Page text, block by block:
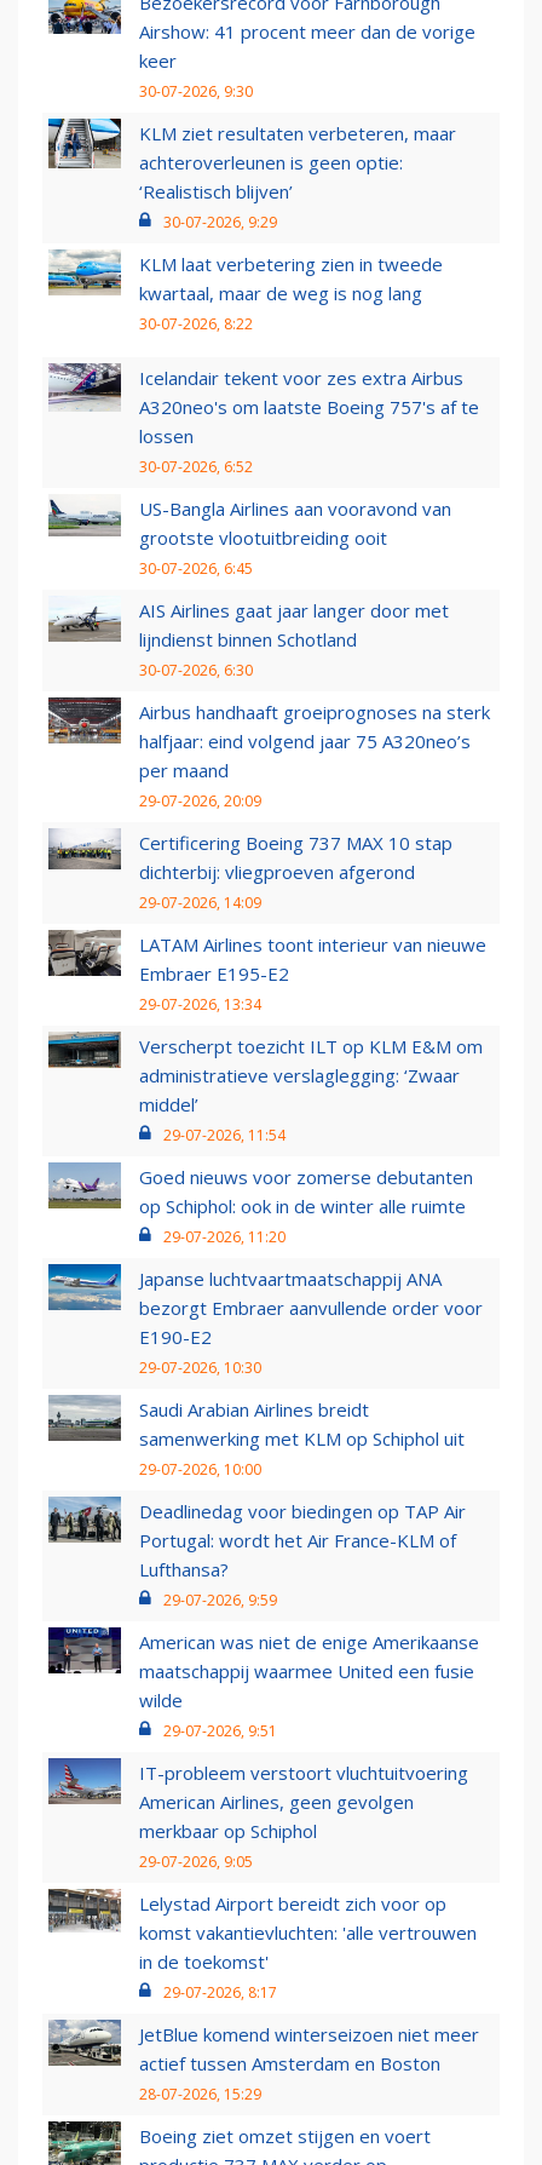
Airshow: 41 procent meer dan de vorige
keer
30-07-2026, 9:30
KLM ziet resultaten verbeteren, maar
achteroverleunen is geen optie:
‘Realistisch blijven’
30-07-2026, 9:29
KLM laat verbetering zien in tweede
kwartaal, maar de weg is nog lang
30-07-2026, 8:22
Icelandair tekent voor zes extra Airbus
A320neo's om laatste Boeing 757's af te
lossen
30-07-2026, 6:52
US-Bangla Airlines aan vooravond van
grootste vlootuitbreiding ooit
30-07-2026, 6:45
AIS Airlines gaat jaar langer door met
lijndienst binnen Schotland
30-07-2026, 6:30
Airbus handhaaft groeiprognoses na sterk
halfjaar: eind volgend jaar 75 A320neo’s
per maand
29-07-2026, 20:09
Certificering Boeing 737 MAX 10 stap
dichterbij: vliegproeven afgerond
29-07-2026, 14:09
LATAM Airlines toont interieur van nieuwe
Embraer E195-E2
29-07-2026, 13:34
Verscherpt toezicht ILT op KLM E&M om
administratieve verslaglegging: ‘Zwaar
middel’
29-07-2026, 11:54
Goed nieuws voor zomerse debutanten
op Schiphol: ook in de winter alle ruimte
29-07-2026, 11:20
Japanse luchtvaartmaatschappij ANA
bezorgt Embraer aanvullende order voor
E190-E2
29-07-2026, 10:30
Saudi Arabian Airlines breidt
samenwerking met KLM op Schiphol uit
29-07-2026, 10:00
Deadlinedag voor biedingen op TAP Air
Portugal: wordt het Air France-KLM of
Lufthansa?
29-07-2026, 9:59
American was niet de enige Amerikaanse
maatschappij waarmee United een fusie
wilde
29-07-2026, 9:51
IT-probleem verstoort vluchtuitvoering
American Airlines, geen gevolgen
merkbaar op Schiphol
29-07-2026, 9:05
Lelystad Airport bereidt zich voor op
komst vakantievluchten: 'alle vertrouwen
in de toekomst'
29-07-2026, 8:17
JetBlue komend winterseizoen niet meer
actief tussen Amsterdam en Boston
28-07-2026, 15:29
Boeing ziet omzet stijgen en voert